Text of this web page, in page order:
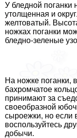
У бледной поганки
утолщенная и
желтоватый.
ножках поганки
бледно-зеленые
На ножке поганки,
бахромчатое
принимают за
своеобразной
сыроежки, но если
воспользуйтесь
добычи.